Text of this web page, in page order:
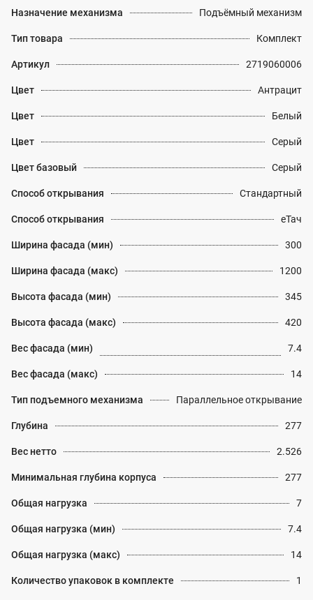
Назначение механизма Подъёмный механизм
Тип товара Комплект
Артикул 2719060006
Цвет Антрацит
Цвет Белый
Цвет Серый
Цвет базовый Серый
Способ открывания Стандартный
Способ открывания еТач
Ширина фасада (мин) 300
Ширина фасада (макс) 1200
Высота фасада (мин) 345
Высота фасада (макс) 420
Вес фасада (мин) 7.4
Вес фасада (макс) 14
Тип подъемного механизма Параллельное открывание
Глубина 277
Вес нетто 2.526
Минимальная глубина корпуса 277
Общая нагрузка 7
Общая нагрузка (мин) 7.4
Общая нагрузка (макс) 14
Количество упаковок в комплекте 1